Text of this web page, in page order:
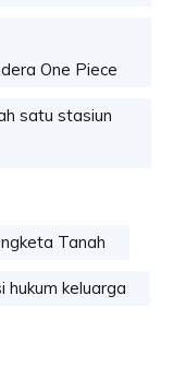
One Piece
satu stasiun
Tanah
hukum keluarga